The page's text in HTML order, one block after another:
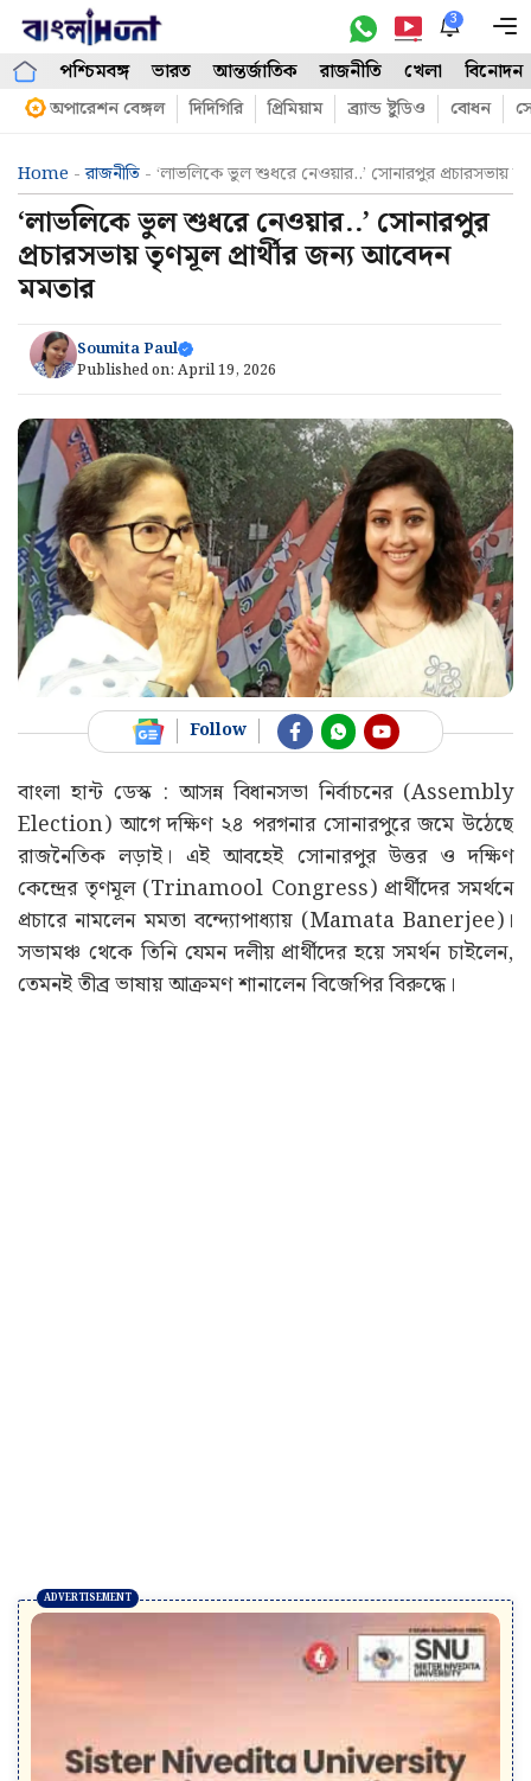
Skip
content
3
পশ্চিমবঙ্গ ভারত আন্তর্জাতিক রাজনীতি খেলা বিনোদন
অপারেশন বেঙ্গল দিদিগিরি প্রিমিয়াম ব্র্যান্ড ষ্টুডিও বোধন
Home -রাজনীতি - ‘লাভলিকে ভুল শুধরে নেওয়ার..’ সোনারপুর প্রচারসভায়
‘লাভলিকে ভুল শুধরে নেওয়ার..’ সোনারপুর
প্রচারসভায় তৃণমূল প্রার্থীর জন্য আবেদন
মমতার
Soumita Paul
Published on: April 19, 2026
Follow
বাংলা হান্ট ডেস্ক : আসন্ন বিধানসভা নির্বাচনের (Assembly
Election) আগে দক্ষিণ ২৪ পরগনার সোনারপুরে জমে উঠেছে
রাজনৈতিক লড়াই। এই আবহেই সোনারপুর উত্তর ও দক্ষিণ
কেন্দ্রের তৃণমূল (Trinamool Congress) প্রার্থীদের সমর্থনে
প্রচারে নামলেন মমতা বন্দ্যোপাধ্যায় (Mamata Banerjee)।
সভামঞ্চ থেকে তিনি যেমন দলীয় প্রার্থীদের হয়ে সমর্থন চাইলেন,
তেমনই তীব্র ভাষায় আক্রমণ শানালেন বিজেপির বিরুদ্ধে।